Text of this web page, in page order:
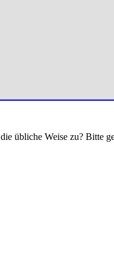
übliche Weise zu? Bitte